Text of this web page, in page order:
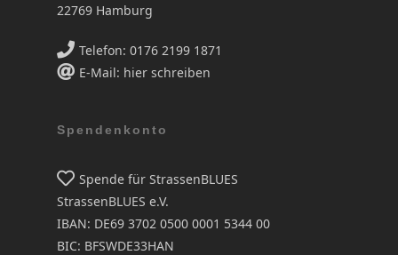
22769 Hamburg
Telefon: 0176 2199 1871
E-Mail: hier schreiben
Spendenkonto
Spende für StrassenBLUES
StrassenBLUES e.V.
IBAN: DE69 3702 0500 0001 5344 00
BIC: BFSWDE33HAN